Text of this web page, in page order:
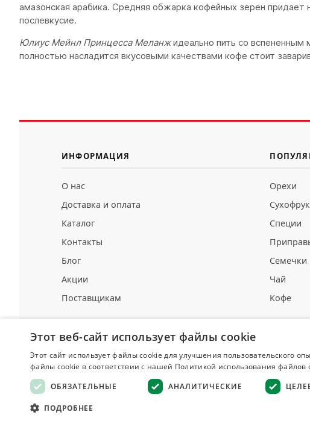
амазонская арабика. Средняя обжарка кофейных зерен
послевкусие.
Юлиус Мейнл Принцесса Меланжидеально пить со вспененным
полностью насладится вкусовыми качествами кофе стоит
ИНФОРМАЦИЯ
О нас
Доставка и оплата
Каталог
Контакты
Блог
Акции
Поставщикам
Орехи
Специи
Семечки
Чай
Кофе
Делюкс
СПЕЦИИ И ПРЯНОСТИ
Этот веб-сайт использует файлы cookie
Этот сайт использует файлы cookie для улучшения пользовательского
файлы cookie в соответствии с нашей Политикой использования файлов
ОБЯЗАТЕЛЬНЫЕ
АНАЛИТИЧЕСКИЕ
ПОДРОБНЕЕ